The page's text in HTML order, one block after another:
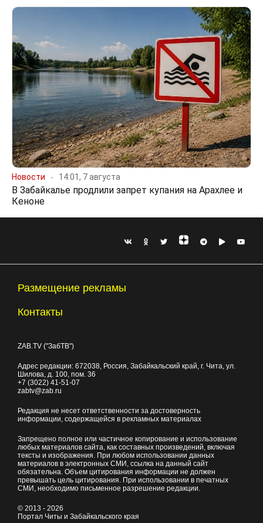
Новости 14:01, 7 августа
В Забайкалье продлили запрет купания на Арахлее и
Кеноне
Размещение рекламы
Контакты
ZAB.TV ("ЗабТВ")
Адрес редакции: 672038, Россия, Забайкальский край, г. Чита, ул.
Шилова, д. 100, пом. 36
+7 (3022) 41-51-07
zabtv@zab.ru
Редакция не несет ответственности за достоверность
информации, содержащейся в рекламных материалах
Запрещено полное или частичное копирование и использование
любых материалов сайта, как составных произведений, включая
тексты и изображения. При любом использовании данных
материалов в электронных СМИ, ссылка на данный сайт
обязательна. Объем цитирования информации не должен
превышать цель цитирования. При использовании в печатных
СМИ, необходимо письменное разрешение редакции.
© 2013 - 2026
Портал Читы и Забайкальского края